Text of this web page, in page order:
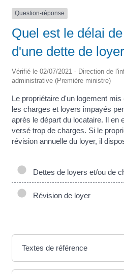
Question-réponse
Quel est le délai
d'une dette de
Vérifié le 02/07/2021 - Direction de
administrative (Première ministre)
Le propriétaire d'un logement
les charges et loyers impayés
après le départ du locataire. Il en
versé trop de charges. Si le
révision annuelle du loyer, il
Dettes de loyers et/ou de
Révision de loyer
Textes de référence